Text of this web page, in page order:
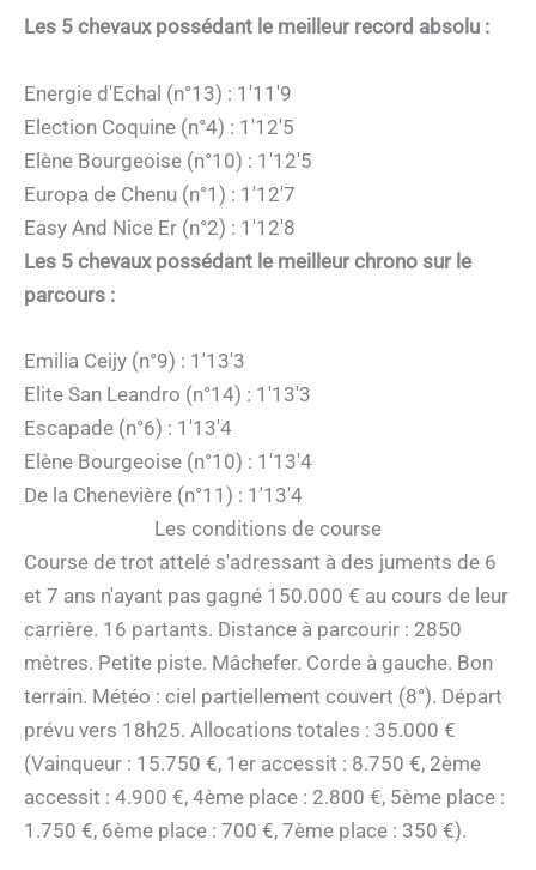
Les 5 chevaux possédant le meilleur record absolu :
Energie d'Echal (n°13) : 1'11'9
Election Coquine (n°4) : 1'12'5
Elène Bourgeoise (n°10) : 1'12'5
Europa de Chenu (n°1) : 1'12'7
Easy And Nice Er (n°2) : 1'12'8
Les 5 chevaux possédant le meilleur chrono sur le
parcours :
Emilia Ceijy (n°9) : 1'13'3
Elite San Leandro (n°14) : 1'13'3
Escapade (n°6) : 1'13'4
Elène Bourgeoise (n°10) : 1'13'4
De la Chenevière (n°11) : 1'13'4
Les conditions de course
Course de trot attelé s'adressant à des juments de 6
et 7 ans n'ayant pas gagné 150.000 € au cours de leur
carrière. 16 partants. Distance à parcourir : 2850
mètres. Petite piste. Mâchefer. Corde à gauche. Bon
terrain. Météo : ciel partiellement couvert (8°). Départ
prévu vers 18h25. Allocations totales : 35.000 €
(Vainqueur : 15.750 €, 1er accessit : 8.750 €, 2ème
accessit : 4.900 €, 4ème place : 2.800 €, 5ème place :
1.750 €, 6ème place : 700 €, 7ème place : 350 €).